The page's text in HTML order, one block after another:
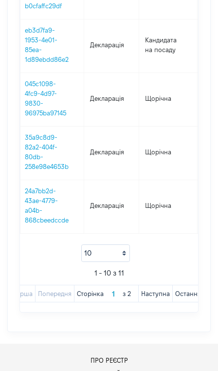
b0cfaffc29df
eb3d7fa9-
1953-4e01-
85ea-
1d89ebdd86e2
Декларація
Кандидата
на посаду
045c1098-
4fc9-4d97-
9830-
96975ba97145
Декларація Щорічна
35a9c8d9-
82a2-404f-
80db-
258e98e4653b
Декларація Щорічна
24a7bb2d-
43ae-4779-
a04b-
868cbeedccde
Декларація Щорічна
1 - 10 з 11
Перша Попередня Сторінка з 2 Наступна Остання
ПРО РЕЄСТР